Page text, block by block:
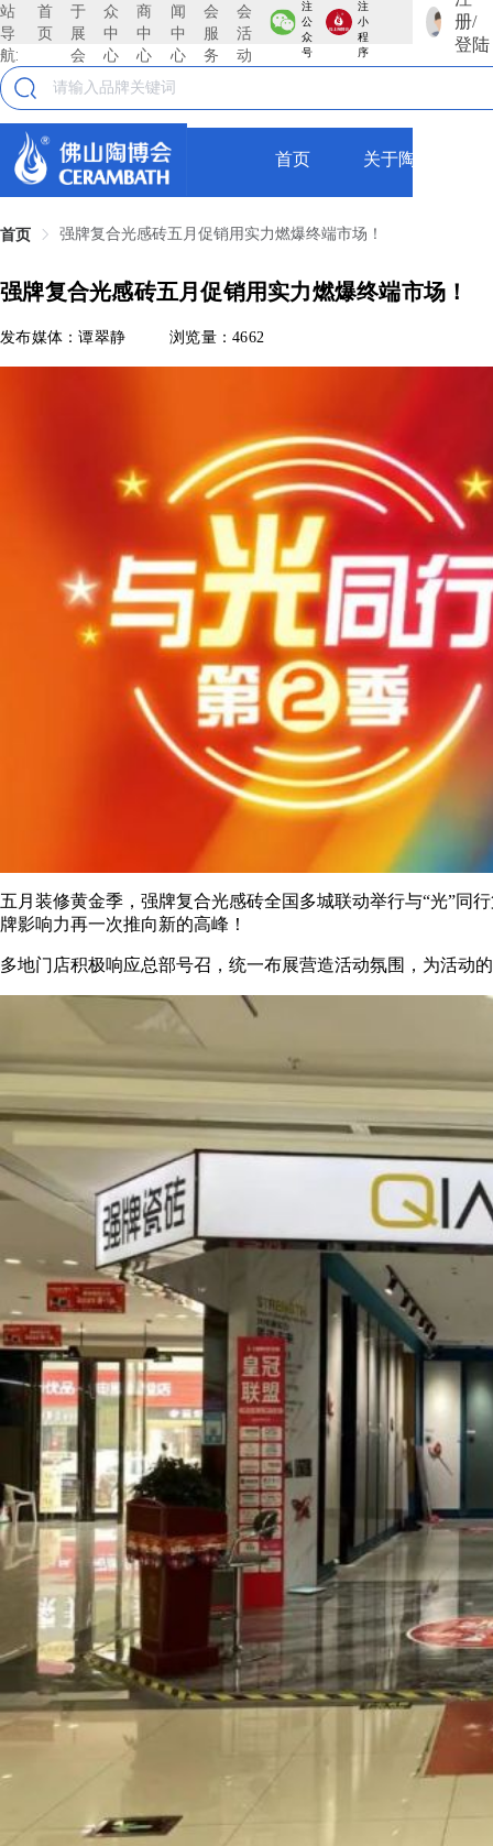
站
导
航:
首
页
于
展
会
众
中
心
商
中
心
闻
中
心
会
服
务
会
活
动
注
公
众
号
注
小
程
序
册/
登陆
首页 关于陶博会
首页 强牌复合光感砖五月促销用实力燃爆终端市场！
强牌复合光感砖五月促销用实力燃爆终端市场！
发布媒体：谭翠静 浏览量：4662
五月装修黄金季，强牌复合光感砖全国多城联动举行与“光”同
牌影响力再一次推向新的高峰！
多地门店积极响应总部号召，统一布展营造活动氛围，为活动